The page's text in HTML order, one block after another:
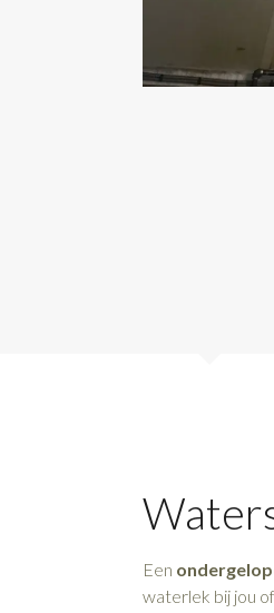
Een
waterlek bij jou